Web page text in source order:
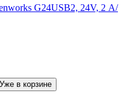
G24USB2, 24V, 2 А/
Уже в корзине